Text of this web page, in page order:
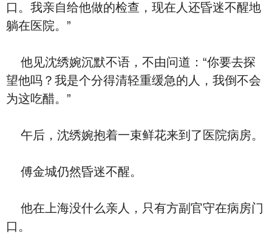
口。我亲自给他做的检查，现在人还昏迷不醒地
躺在医院。”
他见沈绣婉沉默不语，不由问道：“你要去探
望他吗？我是个分得清轻重缓急的人，我倒不会
为这吃醋。”
午后，沈绣婉抱着一束鲜花来到了医院病房。
傅金城仍然昏迷不醒。
他在上海没什么亲人，只有方副官守在病房门
口。